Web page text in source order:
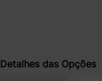
Detalhes das Opções